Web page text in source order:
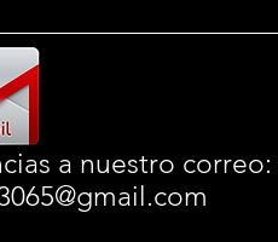
a nuestro correo: